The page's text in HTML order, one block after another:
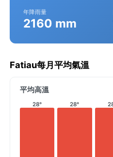
年降雨量
2160 mm
Fatiau每月平均氣溫
平均高溫
28° 28°